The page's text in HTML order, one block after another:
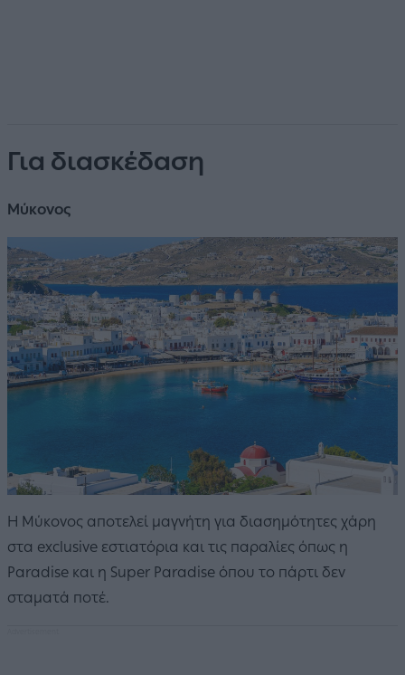
Για διασκέδαση
Μύκονος
Η Μύκονος αποτελεί μαγνήτη για διασημότητες χάρη
στα exclusive εστιατόρια και τις παραλίες όπως η
Paradise και η Super Paradise όπου το πάρτι δεν
σταματά ποτέ.